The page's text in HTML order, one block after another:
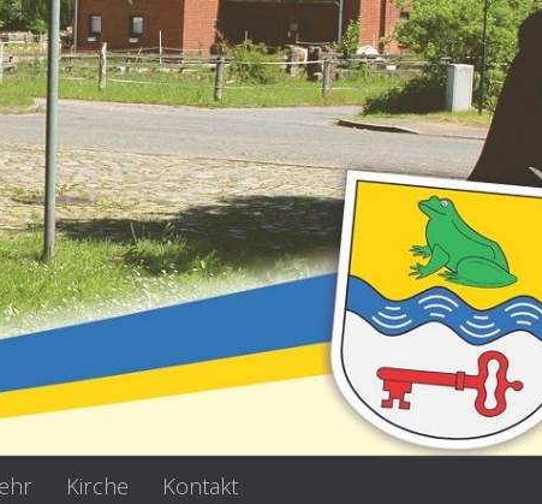
Kirche Kontakt